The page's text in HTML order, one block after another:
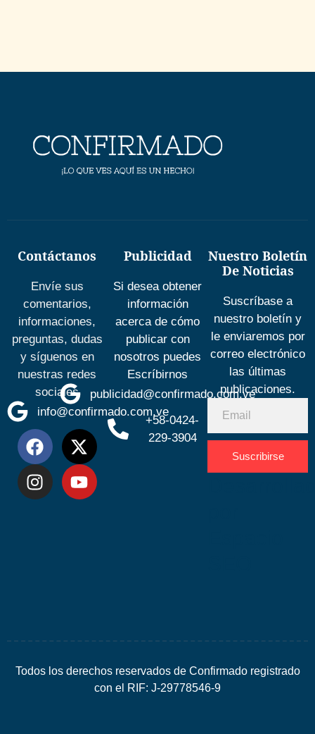
Contáctanos
Envíe sus
comentarios,
informaciones,
preguntas, dudas
y síguenos en
nuestras redes
sociales
info@confirmado.com.ve
Publicidad
Si desea obtener
información
acerca de cómo
publicar con
nosotros puedes
Escríbirnos
publicidad@confirmado.com.ve
+58-0424-
229-3904
Nuestro Boletín
De Noticias
Suscríbase a
nuestro boletín y
le enviaremos por
correo electrónico
las últimas
publicaciones.
Suscribirse
Todos los derechos reservados de Confirmado registrado
con el RIF: J-29778546-9